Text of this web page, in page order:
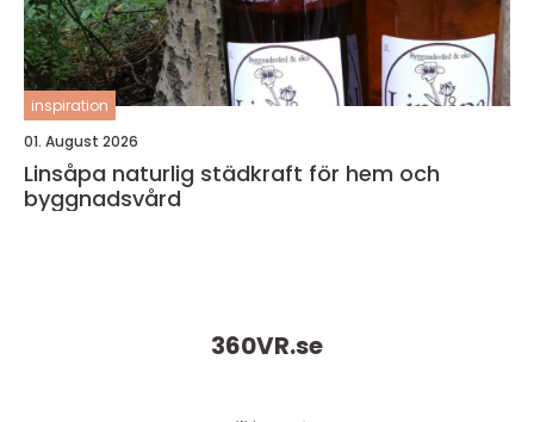
inspiration
01. August 2026
Linsåpa naturlig städkraft för hem och
byggnadsvård
360VR.se